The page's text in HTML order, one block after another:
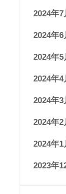
2024年7
2024年6
2024年5
2024年4
2024年3
2024年2
2024年1
2023年